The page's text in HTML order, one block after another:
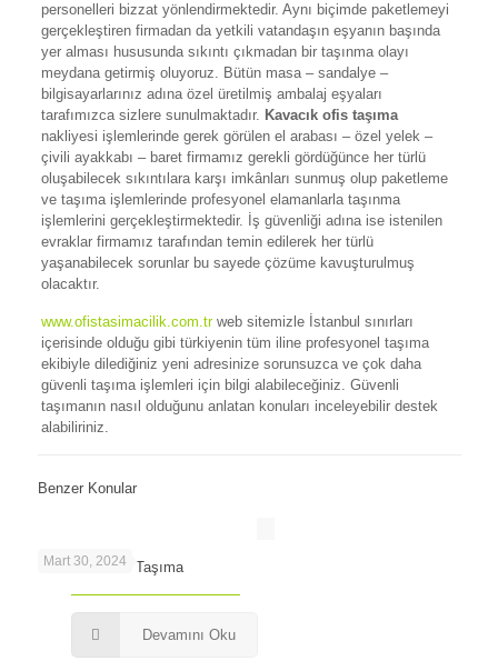
personelleri bizzat yönlendirmektedir. Aynı biçimde paketlemeyi
gerçekleştiren firmadan da yetkili vatandaşın eşyanın başında
yer alması hususunda sıkıntı çıkmadan bir taşınma olayı
meydana getirmiş oluyoruz. Bütün masa – sandalye –
bilgisayarlarınız adına özel üretilmiş ambalaj eşyaları
tarafımızca sizlere sunulmaktadır. Kavacık ofis taşıma
nakliyesi işlemlerinde gerek görülen el arabası – özel yelek –
çivili ayakkabı – baret firmamız gerekli gördüğünce her türlü
oluşabilecek sıkıntılara karşı imkânları sunmuş olup paketleme
ve taşıma işlemlerinde profesyonel elamanlarla taşınma
işlemlerini gerçekleştirmektedir. İş güvenliği adına ise istenilen
evraklar firmamız tarafından temin edilerek her türlü
yaşanabilecek sorunlar bu sayede çözüme kavuşturulmuş
olacaktır.
www.ofistasimacilik.com.trweb sitemizle İstanbul sınırları
içerisinde olduğu gibi türkiyenin tüm iline profesyonel taşıma
ekibiyle dilediğiniz yeni adresinize sorunsuzca ve çok daha
güvenli taşıma işlemleri için bilgi alabileceğiniz. Güvenli
taşımanın nasıl olduğunu anlatan konuları inceleyebilir destek
alabiliriniz.
Benzer Konular
Mart 30, 2024
Maslak’ta Ofis Taşıma
Devamını Oku